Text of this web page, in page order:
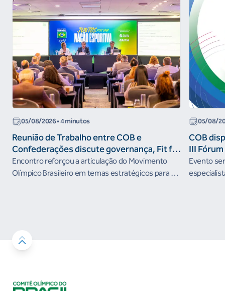
05/08/2026• 4 minutos
Reunião de Trabalho entre COB e
Confederações discute governança, Fit for
the Future e presença do Brasil em
organismos internacionais
Encontro reforçou a articulação do Movimento
Olímpico Brasileiro em temas estratégicos para os
05/08/
COB
III
Evento